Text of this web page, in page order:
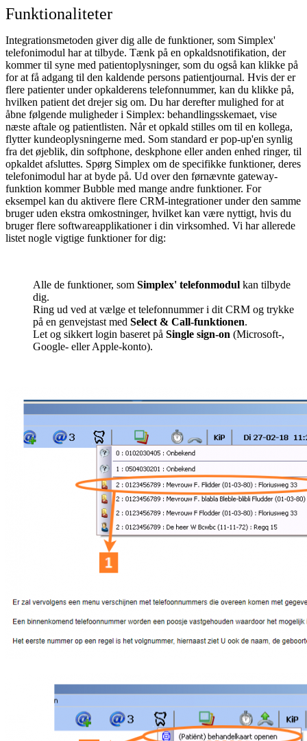
Funktionaliteter
Integrationsmetoden giver dig alle de funktioner, som Simplex'
telefonimodul har at tilbyde. Tænk på en opkaldsnotifikation, der
kommer til syne med patientoplysninger, som du også kan klikke på
for at få adgang til den kaldende persons patientjournal. Hvis der er
flere patienter under opkalderens telefonnummer, kan du klikke på,
hvilken patient det drejer sig om. Du har derefter mulighed for at
åbne følgende muligheder i Simplex: behandlingsskemaet, vise
næste aftale og patientlisten. Når et opkald stilles om til en kollega,
flytter kundeoplysningerne med. Som standard er pop-up'en synlig
fra det øjeblik, din softphone, deskphone eller anden enhed ringer, til
opkaldet afsluttes. Spørg Simplex om de specifikke funktioner, deres
telefonimodul har at byde på. Ud over den førnævnte gateway-
funktion kommer Bubble med mange andre funktioner. For
eksempel kan du aktivere flere CRM-integrationer under den samme
bruger uden ekstra omkostninger, hvilket kan være nyttigt, hvis du
bruger flere softwareapplikationer i din virksomhed. Vi har allerede
listet nogle vigtige funktioner for dig:
Alle de funktioner, som Simplex' telefonmodul kan tilbyde
dig.
Ring ud ved at vælge et telefonnummer i dit CRM og trykke
på en genvejstast med Select & Call-funktionen.
Let og sikkert login baseret på Single sign-on (Microsoft-,
Google- eller Apple-konto).